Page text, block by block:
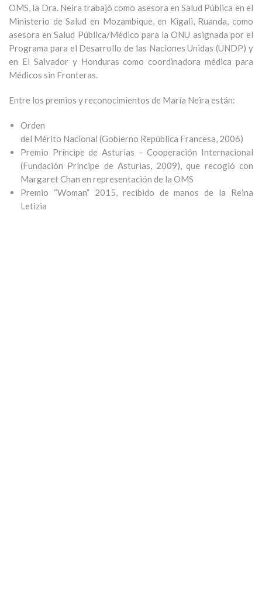
OMS, la Dra. Neira trabajó como asesora en Salud Pública en el
Ministerio de Salud en Mozambique, en Kigali, Ruanda, como
asesora en Salud Pública/Médico para la ONU asignada por el
Programa para el Desarrollo de las Naciones Unidas (UNDP) y
en El Salvador y Honduras como coordinadora médica para
Médicos sin Fronteras.
Entre los premios yreconocimientos de María Neira están:
Orden
del Mérito Nacional (Gobierno República Francesa, 2006)
Premio Príncipe de Asturias –Cooperación Internacional
(Fundación Príncipe de Asturias, 2009), que recogió con
Margaret Chan en representación de la OMS
Premio “Woman” 2015, recibido de manos de la Reina
Letizia